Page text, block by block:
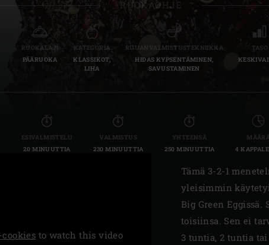
Slovenia | Slovenija
Spain | España
Sweden | Sverige
Switzerland
Switzerland |
RUOKAOHJE
RUOKALAJI
PÄÄRUOKA
KATEGORIA
KLASSIKOT,
LIHA
RUUANVALMISTUSTEKNIIKKA
HIDAS KYPSENTÄMINEN,
SAVUSTAMINEN
TASO
ESIVALMISTELU
20 MINUUTTIA
VALMISTUS
230 MINUUTTIA
YHTEENSÄ
250 MINUUTTIA
4
to watch this video
Tämä 3-2-1
yleisimmin
Big Green Eggissä.
toisiinsa. Sen ei
3 tuntia, 2 tuntia